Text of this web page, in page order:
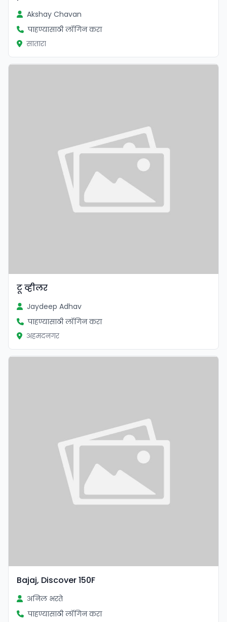
Akshay Chavan
पाहण्यासाठी लॉगिन करा
सातारा
टू व्हीलर
Jaydeep Adhav
पाहण्यासाठी लॉगिन करा
अहमदनगर
Bajaj, Discover 150F
अनिल भरते
पाहण्यासाठी लॉगिन करा